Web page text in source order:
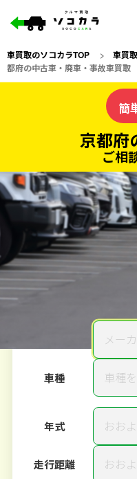
車買取のソコカラTOP > 車買
都府の中古車・廃車・事故車買取
の車買取な
ソコカラの
電話か出張か、高い方の査定を
だから高価買取!
簡
京都府
ご相
20秒で
無料で
ご依頼いただいた
メー
車種 車種
年式 おお
走行距離 おお